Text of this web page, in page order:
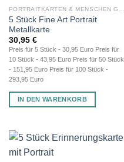
5 Stück Fine Art Portrait
Metallkarte
30,95 €
Preis für 5 Stück - 30,95 Euro Preis für
10 Stück - 43,95 Euro Preis für 50 Stück
- 151,95 Euro Preis für 100 Stück -
293,95 Euro
IN DEN WARENKORB